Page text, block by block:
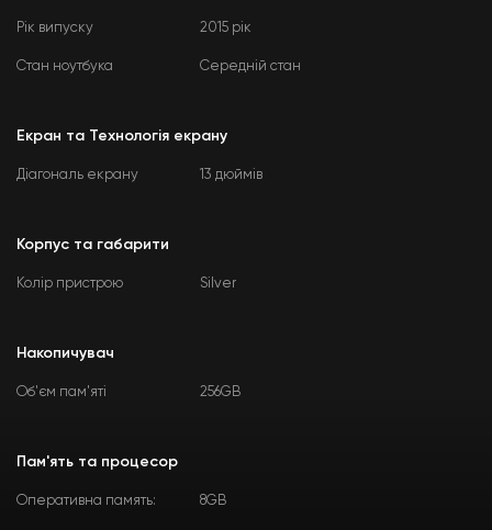
Рік випуску 2015 рік
Стан ноутбука Середній стан
Екран та Технологія екрану
Діагональ екрану 13 дюймів
Корпус та габарити
Колір пристрою Silver
Накопичувач
Об'єм пам'яті 256GB
Пам'ять та процесор
Оперативна память: 8GB